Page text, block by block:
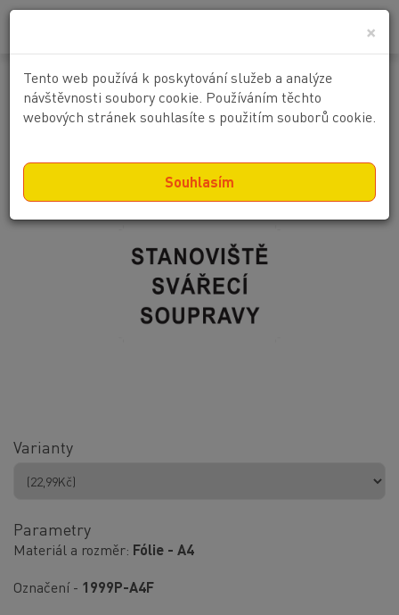
×
Tento web používá k poskytování služeb a analýze
návštěvnosti soubory cookie. Používáním těchto
webových stránek souhlasíte s použitím souborů cookie.
Souhlasím
Stanoviště svářecí soupravy
Varianty
Parametry
Materiál a rozměr Fólie - A4
Označení - 1999P-A4F